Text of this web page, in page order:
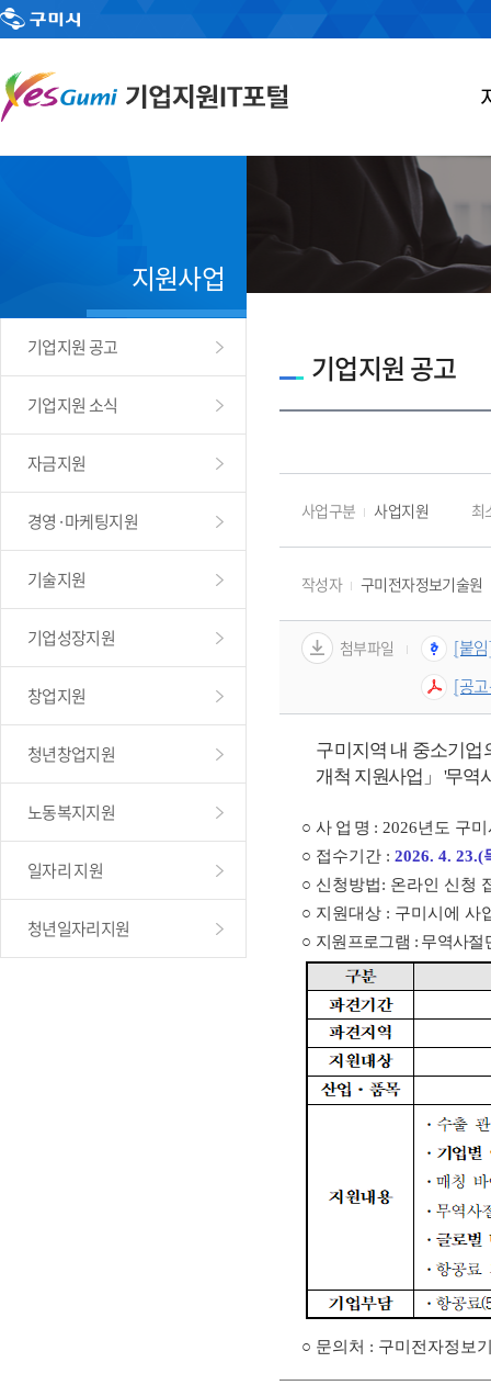
지원사업
기업지원 공고
기업지원 소식
자금지원
경영·마케팅지원
기술지원
기업성장지원
창업지원
청년창업지원
노동복지지원
일자리 지원
청년일자리지원
기업지원 공고
사업구분 사업지원 최
작성자 구미전자정보기술원
첨부파일
[붙
[공
구미지역 내 중소기업
개척 지원사업 」 '무역
○ 사 업 명 : 2026년도 구
○ 접수기간 : 2026. 4. 23.(
○ 신청방법: 온라인 신청
○ 지원대상 : 구미시에 사
○ 지원프로그램 : 무역사
○ 문의처 : 구미전자정보